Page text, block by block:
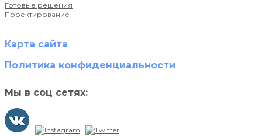
Готовые решения
Проектирование
Карта сайта
Политика конфиденциальности
Мы в соц сетях: